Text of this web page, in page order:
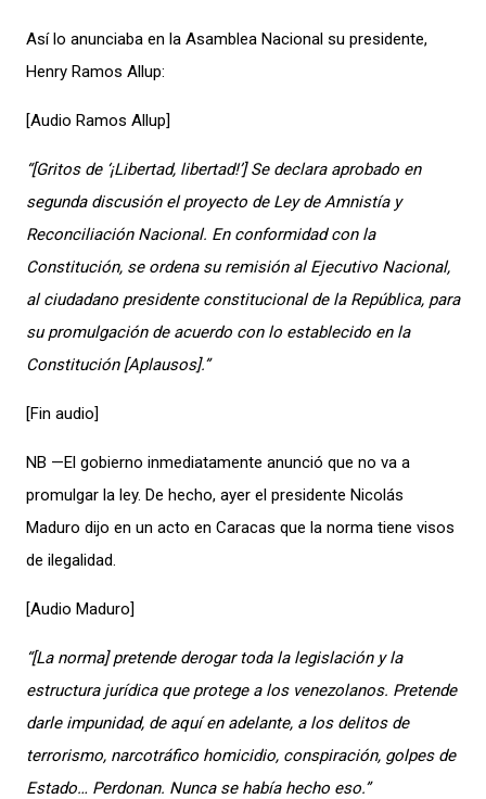
Así lo anunciaba en la Asamblea Nacional su presidente,
Henry Ramos Allup:
[Audio Ramos Allup]
“[Gritos de ‘¡Libertad, libertad!’] Se declara aprobado en
segunda discusión el proyecto de Ley de Amnistía y
Reconciliación Nacional. En conformidad con la
Constitución, se ordena su remisión al Ejecutivo Nacional,
al ciudadano presidente constitucional de la República, para
su promulgación de acuerdo con lo establecido en la
Constitución [Aplausos].”
[Fin audio]
NB —El gobierno inmediatamente anunció que no va a
promulgar la ley. De hecho, ayer el presidente Nicolás
Maduro dijo en un acto en Caracas que la norma tiene visos
de ilegalidad.
[Audio Maduro]
“[La norma] pretende derogar toda la legislación y la
estructura jurídica que protege a los venezolanos. Pretende
darle impunidad, de aquí en adelante, a los delitos de
terrorismo, narcotráfico homicidio, conspiración, golpes de
Estado… Perdonan. Nunca se había hecho eso.”